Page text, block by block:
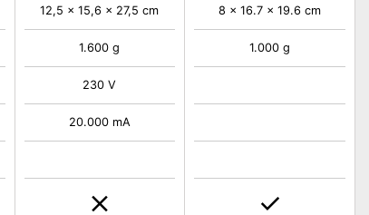
12,5 x 15,6 x 27,5 cm
1.600 g
230 V
20.000 mA
8 x 16.7 x 19.6 cm
1.000 g